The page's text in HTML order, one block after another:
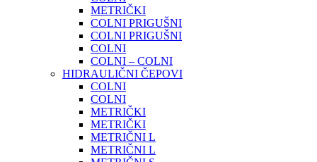
METRIČKI
COLNI PRIGUŠNI
COLNI PRIGUŠNI
COLNI
COLNI – COLNI
HIDRAULIČNI ČEPOVI
COLNI
COLNI
METRIČKI
METRIČKI
METRIČNI L
METRIČNI L